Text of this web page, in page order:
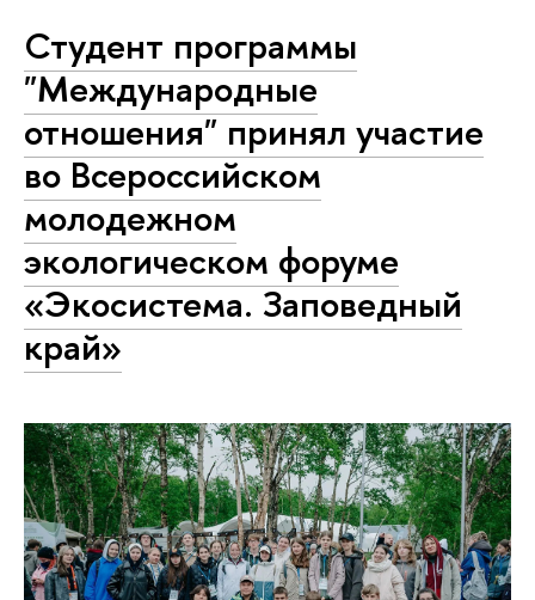
Студент программы
"Международные
отношения" принял участие
во Всероссийском
молодежном
экологическом форуме
«Экосистема. Заповедный
край»